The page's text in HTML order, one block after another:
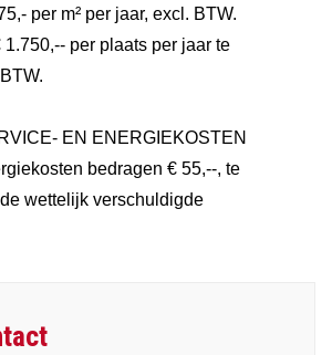
per m² per jaar, excl. BTW.
per plaats per jaar te
EN ENERGIEKOSTEN
bedragen € 55,--, te
wettelijk verschuldigde